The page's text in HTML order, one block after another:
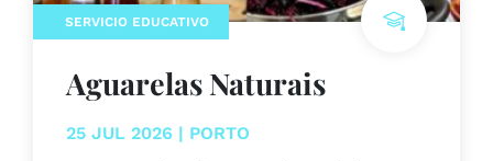
SERVICIO EDUCATIVO
Aguarelas Naturais
25 JUL 2026 | PORTO